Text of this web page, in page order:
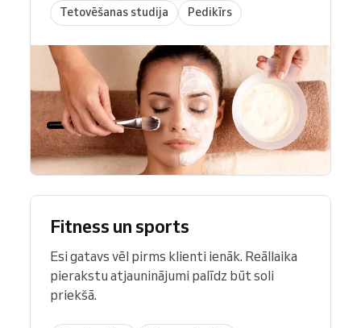
Tetovēšanas studija
Pedikīrs
Fitness un sports
Esi gatavs vēl pirms klienti ienāk. Reāllaika
pierakstu atjauninājumi palīdz būt soli
priekšā.